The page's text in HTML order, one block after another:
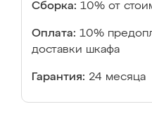
Сборка: 10% от
Оплата: 10%
доставки шкафа
Гарантия: 24 месяца